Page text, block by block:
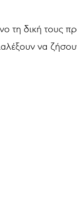
τη δική τους
να